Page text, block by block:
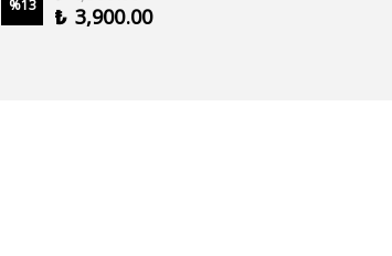
%13 ₺ 3,900.00